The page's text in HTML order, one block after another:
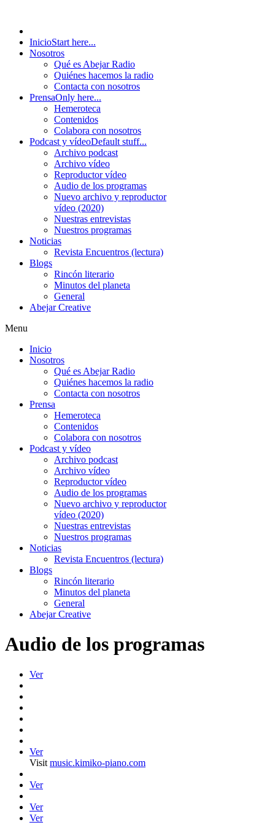
InicioStart here...
Nosotros
Qué es Abejar Radio
Quiénes hacemos la radio
Contacta con nosotros
PrensaOnly here...
Hemeroteca
Contenidos
Colabora con nosotros
Podcast y vídeoDefault stuff...
Archivo podcast
Archivo vídeo
Reproductor vídeo
Audio de los programas
Nuevo archivo y reproductor
vídeo (2020)
Nuestras entrevistas
Nuestros programas
Noticias
Revista Encuentros (lectura)
Blogs
Rincón literario
Minutos del planeta
General
Abejar Creative
Menu
Inicio
Nosotros
Qué es Abejar Radio
Quiénes hacemos la radio
Contacta con nosotros
Prensa
Hemeroteca
Contenidos
Colabora con nosotros
Podcast y vídeo
Archivo podcast
Archivo vídeo
Reproductor vídeo
Audio de los programas
Nuevo archivo y reproductor
vídeo (2020)
Nuestras entrevistas
Nuestros programas
Noticias
Revista Encuentros (lectura)
Blogs
Rincón literario
Minutos del planeta
General
Abejar Creative
Audio de los programas
Ver
Ver
Visit music.kimiko-piano.com
Ver
Ver
Ver